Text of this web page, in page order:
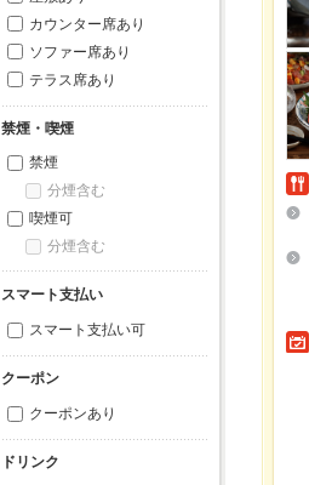
カウンター席あり
ソファー席あり
テラス席あり
禁煙・喫煙
禁煙
分煙含む
喫煙可
分煙含む
スマート支払い
スマート支払い可
クーポン
クーポンあり
ドリンク